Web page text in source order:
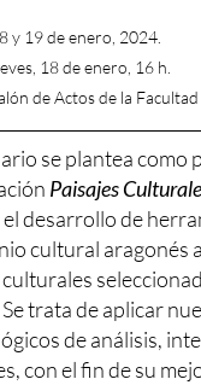
y 19 de enero, 2024.
18 de enero, 16 h.
de Actos de la
se plantea
Paisajes
desarrollo de
cultural aragonés
culturales
trata de aplicar
de análisis,
con el fin de su